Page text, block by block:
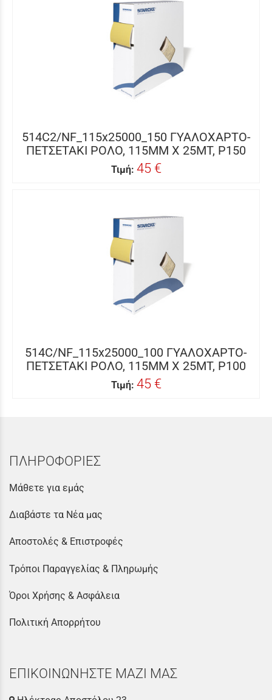
514C2/NF_115x25000_150 ΓΥΑΛΟΧΑΡΤΟ-
ΠΕΤΣΕΤΑΚΙ ΡΟΛΟ, 115MM X 25MΤ, P150
Τιμή: 45 €
514C/NF_115x25000_100 ΓΥΑΛΟΧΑΡΤΟ-
ΠΕΤΣΕΤΑΚΙ ΡΟΛΟ, 115MM X 25MΤ, P100
Τιμή: 45 €
ΠΛΗΡΟΦΟΡΙΕΣ
Μάθετε για εμάς
Διαβάστε τα Νέα μας
Αποστολές & Επιστροφές
Τρόποι Παραγγελίας & Πληρωμής
Όροι Χρήσης & Ασφάλεια
Πολιτική Απορρήτου
ΕΠΙΚΟΙΝΩΝΗΣΤΕ ΜΑΖΙ ΜΑΣ